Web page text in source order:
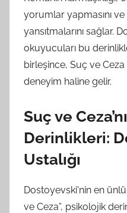
yorumlar yapmasını
yansıtmalarını sağlar.
okuyucuları bu
birleşince, Suç ve
deneyim haline gelir.
Suç ve
Derinlikleri:
Ustalığı
Dostoyevski'nin en
ve Ceza”, psikolojik